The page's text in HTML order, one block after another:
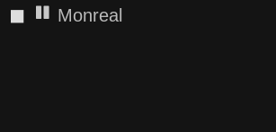
◼ Monreal